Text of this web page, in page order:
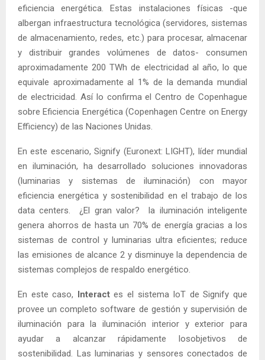
eficiencia energética. Estas instalaciones físicas -que
albergan infraestructura tecnológica (servidores, sistemas
de almacenamiento, redes, etc.) para procesar, almacenar
y distribuir grandes volúmenes de datos- consumen
aproximadamente 200 TWh de electricidad al año, lo que
equivale aproximadamente al 1% de la demanda mundial
de electricidad. Así lo confirma el Centro de Copenhague
sobre Eficiencia Energética (Copenhagen Centre on Energy
Efficiency) de las Naciones Unidas.
En este escenario, Signify (Euronext: LIGHT), líder mundial
en iluminación, ha desarrollado soluciones innovadoras
(luminarias y sistemas de iluminación) con mayor
eficiencia energética y sostenibilidad en el trabajo de los
data centers. ¿El gran valor? la iluminación inteligente
genera ahorros de hasta un 70% de energía gracias a los
sistemas de control y luminarias ultra eficientes; reduce
las emisiones de alcance 2 y disminuye la dependencia de
sistemas complejos de respaldo energético.
En este caso, Interactes el sistema IoT de Signify que
provee un completo software de gestión y supervisión de
iluminación para la iluminación interior y exterior para
ayudar a alcanzar rápidamente losobjetivos de
sostenibilidad. Las luminarias y sensores conectados de